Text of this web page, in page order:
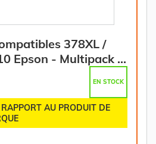
378XL /
Epson - Multipack 6
EN STOCK
RAPPORT AU PRODUIT DE